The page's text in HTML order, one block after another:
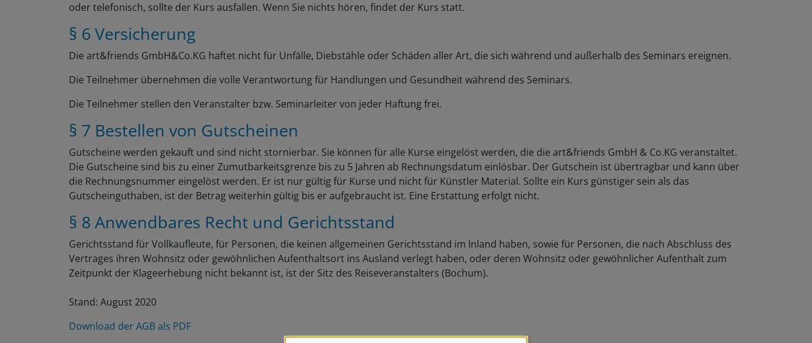
oder telefonisch, sollte der Kurs ausfallen. Wenn Sie nichts hören, findet der Kurs statt.
§ 6 Versicherung
Die art&friends GmbH&Co.KG haftet nicht für Unfälle, Diebstähle oder Schäden aller Art, die sich während und außerhalb des Seminars ereignen.
Die Teilnehmer übernehmen die volle Verantwortung für Handlungen und Gesundheit während des Seminars.
Die Teilnehmer stellen den Veranstalter bzw. Seminarleiter von jeder Haftung frei.
§ 7 Bestellen von Gutscheinen
Gutscheine werden gekauft und sind nicht stornierbar. Sie können für alle Kurse eingelöst werden, die die art&friends GmbH & Co.KG veranstaltet.
Die Gutscheine sind bis zu einer Zumutbarkeitsgrenze bis zu 5 Jahren ab Rechnungsdatum einlösbar. Der Gutschein ist übertragbar und kann über
die Rechnungsnummer eingelöst werden. Er ist nur gültig für Kurse und nicht für Künstler Material. Sollte ein Kurs günstiger sein als das
Gutscheinguthaben, ist der Betrag weiterhin gültig bis er aufgebraucht ist. Eine Erstattung erfolgt nicht.
§ 8 Anwendbares Recht und Gerichtsstand
Gerichtsstand für Vollkaufleute, für Personen, die keinen allgemeinen Gerichtsstand im Inland haben, sowie für Personen, die nach Abschluss des
Vertrages ihren Wohnsitz oder gewöhnlichen Aufenthaltsort ins Ausland verlegt haben, oder deren Wohnsitz oder gewöhnlicher Aufenthalt zum
Zeitpunkt der Klageerhebung nicht bekannt ist, ist der Sitz des Reiseveranstalters (Bochum).
Stand: August 2020
Download der AGB als PDF